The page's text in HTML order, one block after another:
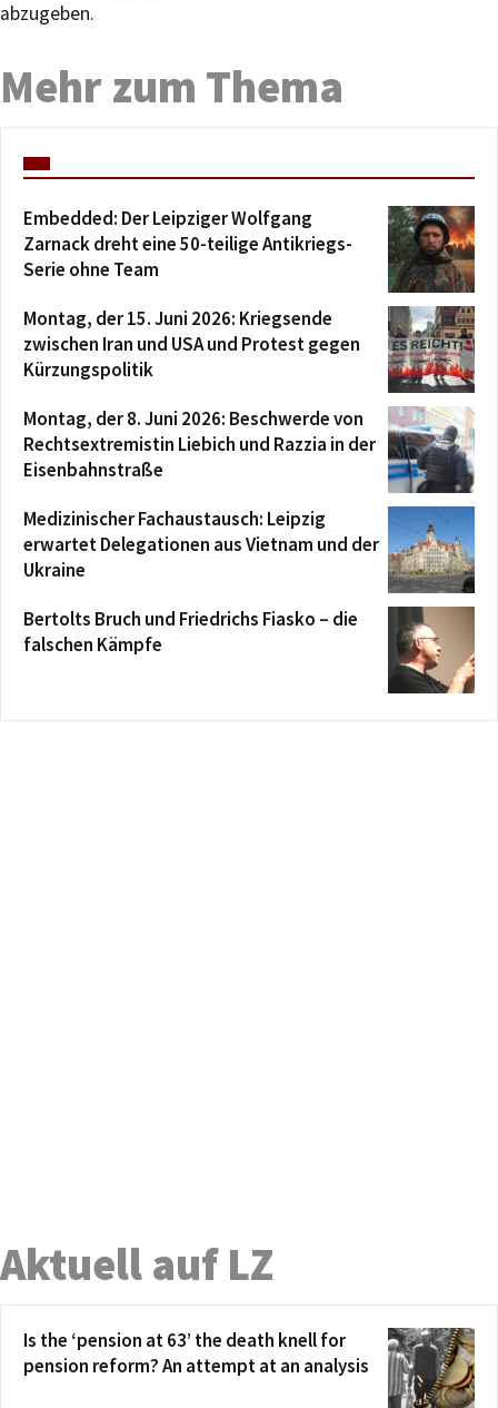
abzugeben.
Mehr zum Thema
Embedded: Der Leipziger Wolfgang
Zarnack dreht eine 50-teilige Antikriegs-
Serie ohne Team
Montag, der 15. Juni 2026: Kriegsende
zwischen Iran und USA und Protest gegen
Kürzungspolitik
Montag, der 8. Juni 2026: Beschwerde von
Rechtsextremistin Liebich und Razzia in der
Eisenbahnstraße
Medizinischer Fachaustausch: Leipzig
erwartet Delegationen aus Vietnam und der
Ukraine
Bertolts Bruch und Friedrichs Fiasko – die
falschen Kämpfe
Aktuell auf LZ
Is the ‘pension at 63’ the death knell for
pension reform? An attempt at an analysis